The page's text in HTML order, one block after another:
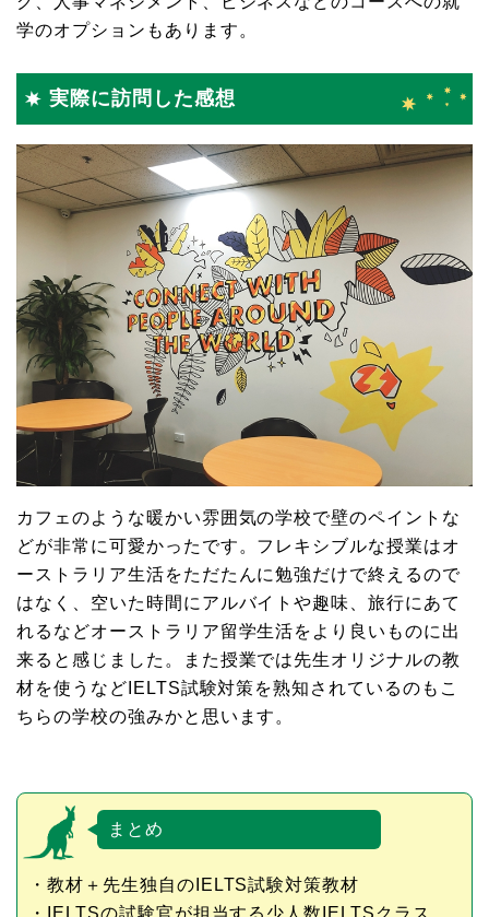
学のオプションもあります。
実際に訪問した感想
カフェのような暖かい雰囲気の学校で壁のペイントな
どが非常に可愛かったです。フレキシブルな授業はオ
ーストラリア生活をただたんに勉強だけで終えるので
はなく、空いた時間にアルバイトや趣味、旅行にあて
れるなどオーストラリア留学生活をより良いものに出
来ると感じました。また授業では先生オリジナルの教
材を使うなどIELTS試験対策を熟知されているのもこ
ちらの学校の強みかと思います。
まとめ
・教材＋先生独自のIELTS試験対策教材
・IELTSの試験官が担当する少人数IELTSクラス